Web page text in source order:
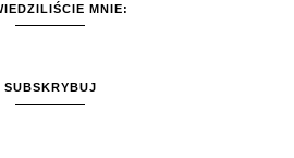
MNIE:
SUBSKRYBUJ